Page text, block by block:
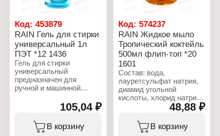
Код: 453879
RAIN Гель для стирки
универсальный 1л
ПЭТ *12 1436
Гель для стирки
универсальный
предназначен для
ручной и машинной
изделий из белых и
цветных синтетических и
натуральных тканей.
Хорошо растворяется в
105,04 ₽
В корзину
Код:574237
RAIN Жидкое мыло
Тропический коктейль
500мл флип-топ *20
1601
Состав: вода,
лауретсульфат натрия,
диамид угольной
кислоты, хлорид натрия,
бензилоксиметанол,
отдушка, настойка.
Характеристики:
48,88 ₽
В корзину